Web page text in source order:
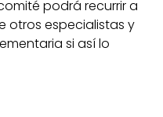
podrá recurrir a
otros especialistas y
si así lo